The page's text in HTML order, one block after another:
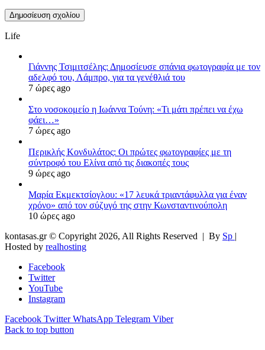
Life
Γιάννης Τσιμιτσέλης: Δημοσίευσε σπάνια φωτογραφία με τον
αδελφό του, Λάμπρο, για τα γενέθλιά του
7 ώρες ago
Στο νοσοκομείο η Ιωάννα Τούνη: «Τι μάτι πρέπει να έχω
φάει…»
7 ώρες ago
Περικλής Κονδυλάτος: Οι πρώτες φωτογραφίες με τη
σύντροφό του Ελίνα από τις διακοπές τους
9 ώρες ago
Μαρία Εκμεκτσίογλου: «17 λευκά τριαντάφυλλα για έναν
χρόνο» από τον σύζυγό της στην Κωνσταντινούπολη
10 ώρες ago
kontasas.gr © Copyright 2026, All Rights Reserved | By Sp |
Hosted by realhosting
Facebook
Twitter
YouTube
Instagram
Facebook Twitter WhatsApp Telegram Viber
Back to top button